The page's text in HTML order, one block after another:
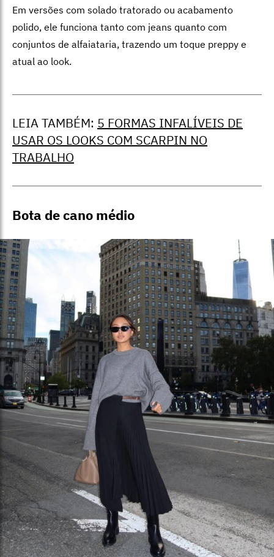
Em versões com solado tratorado ou acabamento
polido, ele funciona tanto com jeans quanto com
conjuntos de alfaiataria, trazendo um toque preppy e
atual ao look.
LEIA TAMBÉM: 5 FORMAS INFALÍVEIS DE
USAR OS LOOKS COM SCARPIN NO
TRABALHO
Bota de cano médio